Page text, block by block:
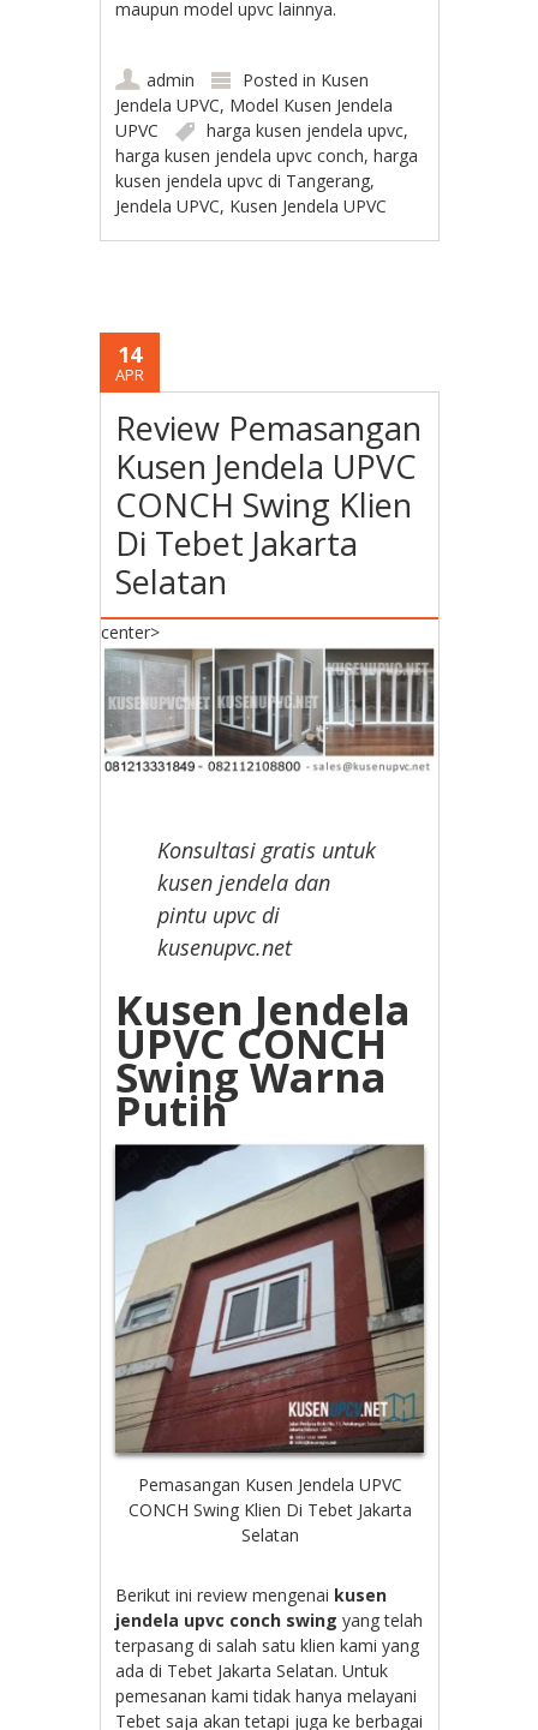
maupun model upvc lainnya.
admin Posted in Kusen
Jendela UPVC, Model Kusen Jendela
UPVC
harga kusen jendela upvc,
harga kusen jendela upvc conch,harga
kusen jendela upvc di Tangerang,
Jendela UPVC, Kusen Jendela UPVC
14
APR
Review Pemasangan
Kusen Jendela UPVC
CONCH Swing Klien
Di Tebet Jakarta
Selatan
center>
Konsultasi gratis untuk
kusen jendela dan
pintu upvc di
kusenupvc.net
Kusen Jendela
UPVC CONCH
Swing Warna
Putih
Pemasangan Kusen Jendela UPVC
CONCH Swing Klien Di Tebet Jakarta
Selatan
Berikut ini review mengenai kusen
jendela upvc conch swing yang telah
terpasang di salah satu klien kami yang
ada di Tebet Jakarta Selatan. Untuk
pemesanan kami tidak hanya melayani
Tebet saja akan tetapi juga ke berbagai